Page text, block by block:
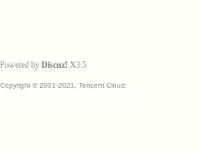
Powered by Discuz! X3.5
Copyright © 2001-2021, Tencent Cloud.